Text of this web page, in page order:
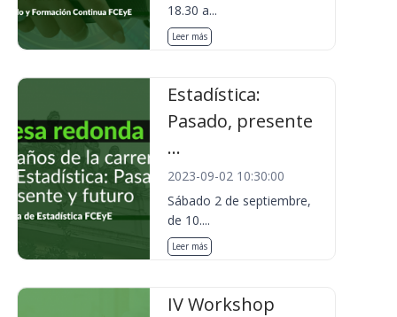
18.30 a...
Leer más
Estadística:
Pasado, presente
...
2023-09-02 10:30:00
Sábado 2 de septiembre,
de 10....
Leer más
IV Workshop